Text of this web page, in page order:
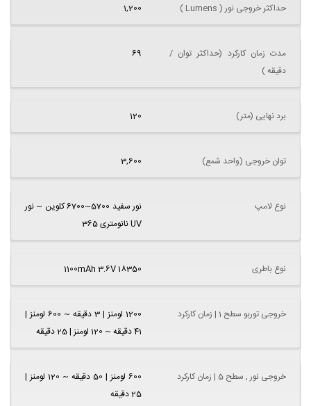
حداکثر خروجی نور ( Lumens ) 1,200
مدت زمان کارکرد (حداکثر توان /
دقیقه )
69
برد نهایی (متر) 120
توان خروجی (واحد شمع) 3,600
نوع لامپ
نور سفید 5700~6700 کلوین ~ نور
UV نانومتری 365
نوع باطری 1100mAh 3.6V 18350
خروجی توربو سطح 1 | زمان کارکرد
1200 لومنز | 3 دقیقه ~ 600 لومنز |
41 دقیقه ~ 120 لومنز | 25 دقیقه
خروجی نور , سطح 5 | زمان کارکرد
600 لومنز | 50 دقیقه ~ 120 لومنز |
25 دقیقه